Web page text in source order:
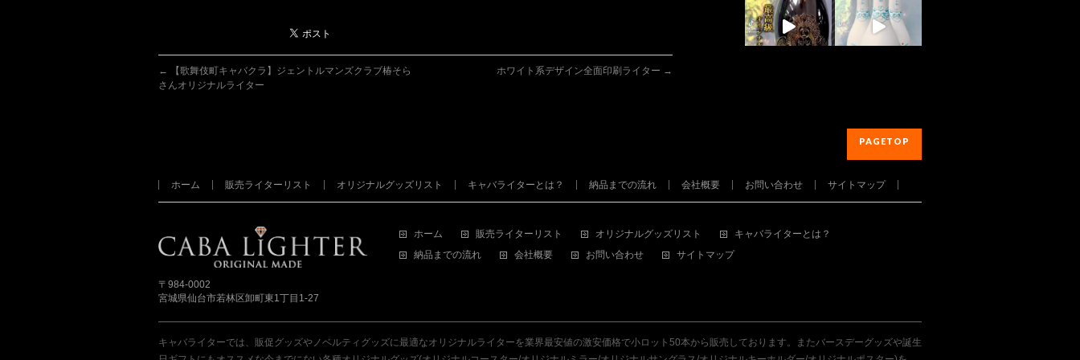
←
【歌舞伎町キャバクラ】ジェントルマンズクラブ椿そら
さんオリジナルライター
ホワイト系デザイン全面印刷ライター →
さらに読み込む...
PAGETOP
ホーム 販売ライターリスト オリジナルグッズリスト キャバライターとは？ 納品までの流れ 会社概要 お問い合わせ サイトマップ
〒984-0002
宮城県仙台市若林区卸町東1丁目1-27
ホーム 販売ライターリスト オリジナルグッズリスト
キャバライターとは？
納品までの流れ
会社概要 お問い合わせ サイトマップ
キャバライターでは、販促グッズやノベルティグッズに最適なオリジナルライターを業界最安値の激安価格で小ロット50本から販売しております。またバースデーグッズや誕生